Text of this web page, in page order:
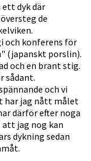
ett dyk där
de
och konferens för
(japanskt porslin).
och en brant stig.
sådant.
och vi
har jag nått målet
därför efter noga
jag nog kan
dykning sedan